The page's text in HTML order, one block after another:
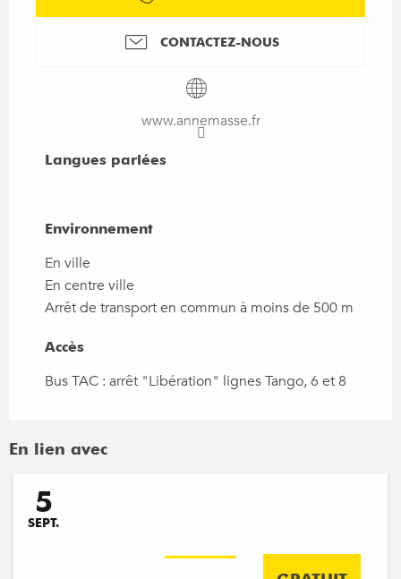
CONTACTEZ-NOUS
www.annemasse.fr
Langues parlées
Langues parlées
Environnement
Environnement
En ville
En centre ville
Arrêt de transport en commun à moins de 500 m
Accès
Accès
Bus TAC : arrêt "Libération" lignes Tango, 6 et 8
En lien avec
5
SEPT.